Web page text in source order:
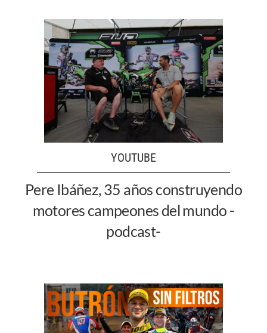
YOUTUBE
Pere Ibáñez, 35 años construyendo
motores campeones del mundo -
podcast-